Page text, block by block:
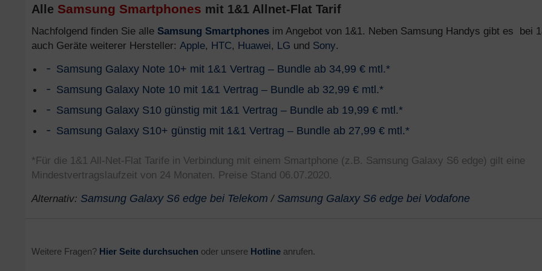
Alle Samsung Smartphones mit 1&1 Allnet-Flat Tarif
Nachfolgend finden Sie alle Samsung Smartphones im Angebot von 1&1. Neben Samsung Handys gibt es bei
auch Geräte weiterer Hersteller: Apple, HTC, Huawei, LG und Sony.
Samsung Galaxy Note 10+ mit 1&1 Vertrag – Bundle ab 34,99 € mtl.*
Samsung Galaxy Note 10 mit 1&1 Vertrag – Bundle ab 32,99 € mtl.*
Samsung Galaxy S10 günstig mit 1&1 Vertrag – Bundle ab 19,99 € mtl.*
Samsung Galaxy S10+ günstig mit 1&1 Vertrag – Bundle ab 27,99 € mtl.*
*Für die 1&1 All-Net-Flat Tarife in Verbindung mit einem Smartphone (z.B. Samsung Galaxy S6 edge) gilt eine
Mindestvertragslaufzeit von 24 Monaten. Preise Stand 06.07.2020.
Alternativ: Samsung Galaxy S6 edge bei Telekom / Samsung Galaxy S6 edge bei Vodafone
Weitere Fragen? Hier Seite durchsuchen oder unsere Hotline anrufen.